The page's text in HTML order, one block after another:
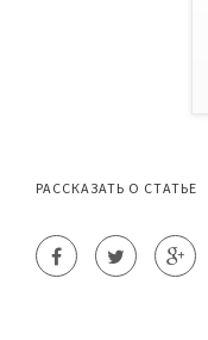
РАССКАЗАТЬ О СТАТЬЕ